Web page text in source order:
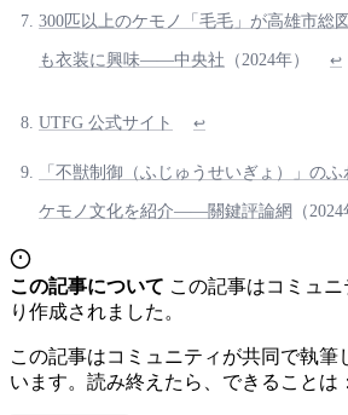
300匹以上のケモノ「毛毛」が高雄市総
も衣装に興味——中央社 （2024年） ↩
UTFG 公式サイト ↩
「不獣制御（ふじゅうせいぎょ）」の
ケモノ文化を紹介——關鍵評論網 （2024
この記事について この記事はコミュ
り作成されました。
この記事はコミュニティが共同で執筆
います。読み終えたら、できることは：